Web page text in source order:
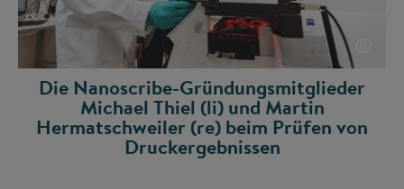
Die Nanoscribe-Gründungsmitglieder
Michael Thiel (li) und Martin
Hermatschweiler (re) beim Prüfen von
Druckergebnissen